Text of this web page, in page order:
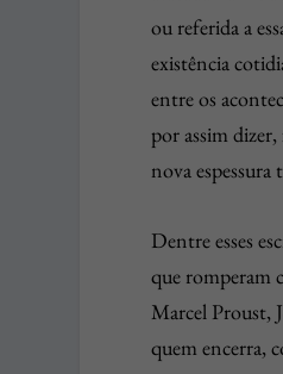
ou referida a
existência
entre os
por assim
nova espessura
Dentre esses
que romperam
Marcel Proust,
quem encerra,